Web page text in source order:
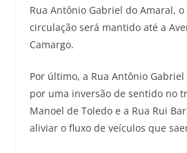
Rua Antônio Gabriel do Amaral,
circulação será mantido até a
Camargo.
Por último, a Rua Antônio
por uma inversão de sentido no
Manoel de Toledo e a Rua Rui
aliviar o fluxo de veículos que